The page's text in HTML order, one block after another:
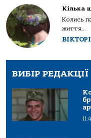
Кілька
Колись
життя...
ВИБІР РЕДАКЦІЇ